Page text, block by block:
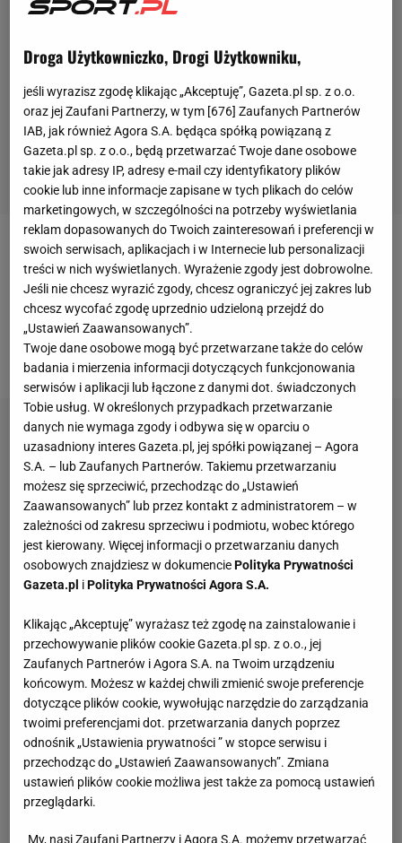
Według informacji portalu na początku stycznia w
jednej z kamienic we
Wrocławiu
doszło do awantury.
Jeden z jej uczestników spadł ze schodów i zmarł.
Policjanci zatrzymali 51-letniego mężczyznę. To
Krzysztof J., były żużlowiec.
Droga Użytkowniczko, Drogi Użytkowniku,
jeśli wyrazisz zgodę klikając „Akceptuję”, Gazeta.pl sp. z o.o.
oraz jej Zaufani Partnerzy, w tym [676] Zaufanych Partnerów
IAB, jak również Agora S.A. będąca spółką powiązaną z
Gazeta.pl sp. z o.o., będą przetwarzać Twoje dane osobowe
takie jak adresy IP, adresy e-mail czy identyfikatory plików
cookie lub inne informacje zapisane w tych plikach do celów
marketingowych, w szczególności na potrzeby wyświetlania
reklam dopasowanych do Twoich zainteresowań i preferencji w
swoich serwisach, aplikacjach i w Internecie lub personalizacji
treści w nich wyświetlanych. Wyrażenie zgody jest dobrowolne.
Jeśli nie chcesz wyrazić zgody, chcesz ograniczyć jej zakres lub
chcesz wycofać zgodę uprzednio udzieloną przejdź do
„Ustawień Zaawansowanych”.
Twoje dane osobowe mogą być przetwarzane także do celów
badania i mierzenia informacji dotyczących funkcjonowania
serwisów i aplikacji lub łączone z danymi dot. świadczonych
Tobie usług. W określonych przypadkach przetwarzanie
danych nie wymaga zgody i odbywa się w oparciu o
uzasadniony interes Gazeta.pl, jej spółki powiązanej – Agora
S.A. – lub Zaufanych Partnerów. Takiemu przetwarzaniu
możesz się sprzeciwić, przechodząc do „Ustawień
Zaawansowanych” lub przez kontakt z administratorem – w
zależności od zakresu sprzeciwu i podmiotu, wobec którego
jest kierowany. Więcej informacji o przetwarzaniu danych
osobowych znajdziesz w dokumenciePolityka Prywatności
Gazeta.pl iPolityka Prywatności Agora S.A.
Klikając „Akceptuję” wyrażasz też zgodę na zainstalowanie i
przechowywanie plików cookie Gazeta.pl sp. z o.o., jej
Zaufanych Partnerów i Agora S.A. na Twoim urządzeniu
końcowym. Możesz w każdej chwili zmienić swoje preferencje
dotyczące plików cookie, wywołując narzędzie do zarządzania
twoimi preferencjami dot. przetwarzania danych poprzez
odnośnik „Ustawienia prywatności ” w stopce serwisu i
przechodząc do „Ustawień Zaawansowanych”. Zmiana
ustawień plików cookie możliwa jest także za pomocą ustawień
przeglądarki.
My, nasi Zaufani Partnerzy i Agora S.A. możemy przetwarzać